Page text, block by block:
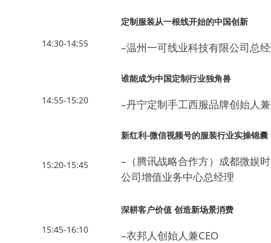
14:30-14:55
定制服装从一根线开始的中国创新
–温州一可线业科技有限公司总
14:55-15:20
谁能成为中国定制行业独角兽
–丹宁定制手工西服品牌创始人
15:20-15:45
新红利-微信视频号的服装行业实操锦囊
–（腾讯战略合作方）成都微娱
公司增值业务中心总经理
15:45-16:10
深耕客户价值 创造新场景消费
–衣邦人创始人兼CEO